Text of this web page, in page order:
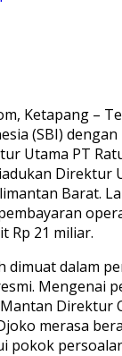
Ketapang –
(SBI)
Utama PT
Direktur
Barat.
Rp 21 miliar.
dimuat dalam
Mengenai
Direktur
merasa
pokok